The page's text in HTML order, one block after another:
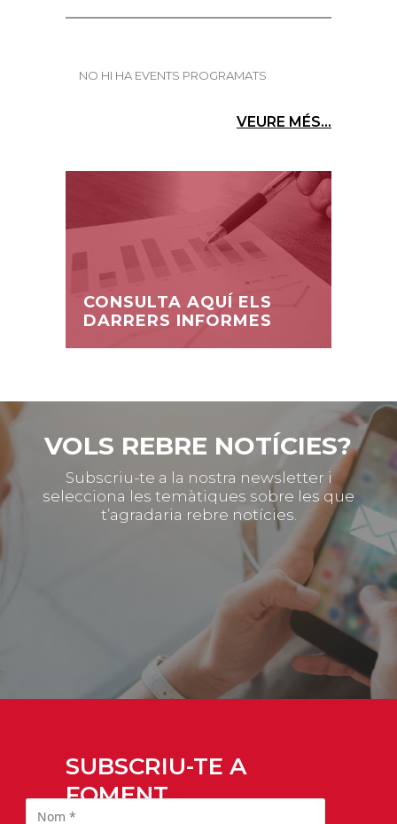
NO HI HA EVENTS PROGRAMATS
VEURE MÉS...
CONSULTA AQUÍ ELS
DARRERS INFORMES
VOLS REBRE NOTÍCIES?
Subscriu-te a la nostra newsletter i
selecciona les temàtiques sobre les que
t’agradaria rebre notícies.
SUBSCRIU-TE A
FOMENT